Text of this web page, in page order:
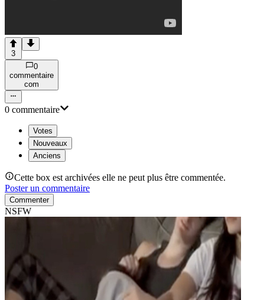
3
0
commentaire
com
0 commentaire
Votes
Nouveaux
Anciens
Cette box est archivées elle ne peut plus être commentée.
Poster un commentaire
Commenter
NSFW